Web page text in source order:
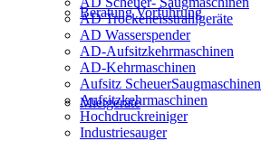
Beratung Vorführung
Mietgeräte
AD Trockeneisstrahlgeräte
AD Wasserspender
AD-Aufsitzkehrmaschinen
AD-Kehrmaschinen
Aufsitz ScheuerSaugmaschinen
Aufsitzkehrmaschinen
Hochdruckreiniger
Industriesauger